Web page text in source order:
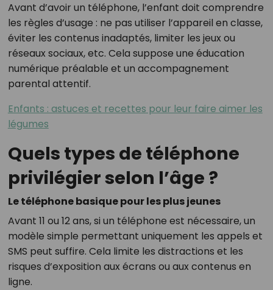
Avant d’avoir un téléphone, l’enfant doit comprendre
les règles d’usage : ne pas utiliser l’appareil en classe,
éviter les contenus inadaptés, limiter les jeux ou
réseaux sociaux, etc. Cela suppose une éducation
numérique préalable et un accompagnement
parental attentif.
Enfants : astuces et recettes pour leur faire aimer les
légumes
Quels types de téléphone
privilégier selon l’âge ?
Le téléphone basique pour les plus jeunes
Avant 11 ou 12 ans, si un téléphone est nécessaire, un
modèle simple permettant uniquement les appels et
SMS peut suffire. Cela limite les distractions et les
risques d’exposition aux écrans ou aux contenus en
ligne.